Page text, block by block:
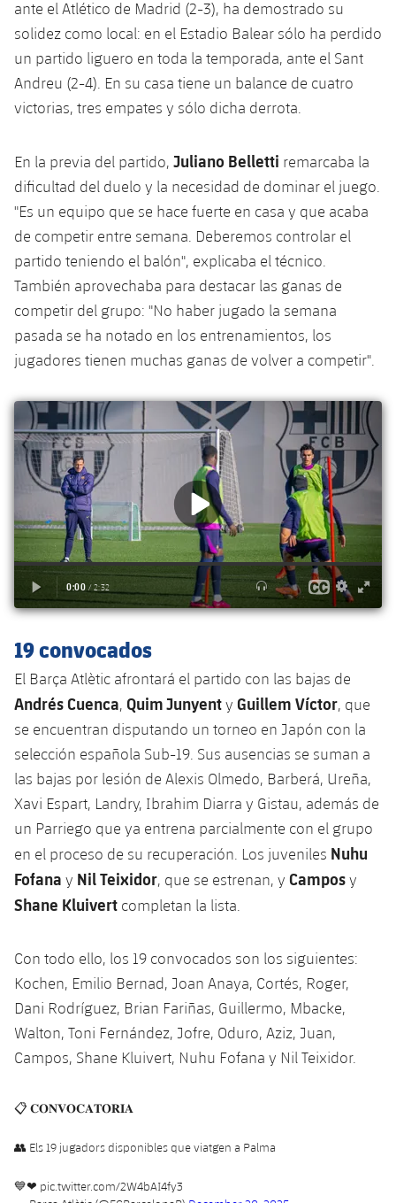
Fotos
Historia
Palmarés
Clasificaciones
Juvenil
Infantil
Noticias
Atletismo
plusicon
más
Actualidad
Femenino
Agenda
Baloncesto en silla de ruedas
plusicon
más
Jugadores
Calendario
Resultados
Clasificaciones
Actualidad
Jugadores
Calendario
Resultados
Clasificaciones
Hockey hierba
Noticias
Hockey Hierba Masculino
Hockey Hierba Femenino
Patinaje artístico
plusicon
más
Actualidad
Plantilla
Escuela de Patinaje
Rugby
plusicon
más
Jugadores
Calendario
Resultados
Clasificaciones
Fotos
Noticias
Voleibol masculino
Voleibol femenino
Apúntate a las amateurs
plusicon
más
Apúntate a las amateurs
Carnet de las Secciones Amateurs
PLUSICON
MÁS
League of Legends
VALORANT Rising
VALORANT Game Changers
eFootball
ante el Atlético de Madrid (2-3), ha demostrado su
solidez como local: en el Estadio Balear sólo ha perdido
un partido liguero en toda la temporada, ante el Sant
Andreu (2-4). En su casa tiene un balance de cuatro
victorias, tres empates y sólo dicha derrota.
En la previa del partido, Juliano Belletti remarcaba la
dificultad del duelo y la necesidad de dominar el juego.
"Es un equipo que se hace fuerte en casa y que acaba
de competir entre semana. Deberemos controlar el
partido teniendo el balón", explicaba el técnico.
También aprovechaba para destacar las ganas de
competir del grupo: "No haber jugado la semana
pasada se ha notado en los entrenamientos, los
jugadores tienen muchas ganas de volver a competir".
19 convocados
El Barça Atlètic afrontará el partido con las bajas de
Andrés Cuenca, Quim Junyenty Guillem Víctor, que
se encuentran disputando un torneo en Japón con la
selección española Sub-19. Sus ausencias se suman a
las bajas por lesión de Alexis Olmedo, Barberá, Ureña,
Xavi Espart, Landry, Ibrahim Diarra y Gistau, además de
un Parriego que ya entrena parcialmente con el grupo
en el proceso de su recuperación. Los juveniles Nuhu
Fofana y Nil Teixidor, que se estrenan, y Camposy
Shane Kluivert completan la lista.
Con todo ello, los 19 convocados son los siguientes:
Kochen, Emilio Bernad, Joan Anaya, Cortés, Roger,
Dani Rodríguez, Brian Fariñas, Guillermo, Mbacke,
Walton, Toni Fernández, Jofre, Oduro, Aziz, Juan,
Campos, Shane Kluivert, Nuhu Fofana y Nil Teixidor.
📋 𝐂𝐎𝐍𝐕𝐎𝐂𝐀𝐓𝐎̀𝐑𝐈𝐀
👥 Els 19 jugadors disponibles que viatgen a Palma
💙❤ pic.twitter.com/2W4bAI4fy3